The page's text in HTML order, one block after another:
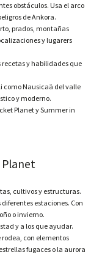
obstáculos. Usa el arco
de Ankora.
prados, montañas
y lugarers
recetas y habilidades que
como Nausicaä del valle
y moderno.
Planet y Summer in
cultivos y estructuras.
estaciones. Con
o invierno.
y a los que ayudar.
con elementos
fugaces o la aurora